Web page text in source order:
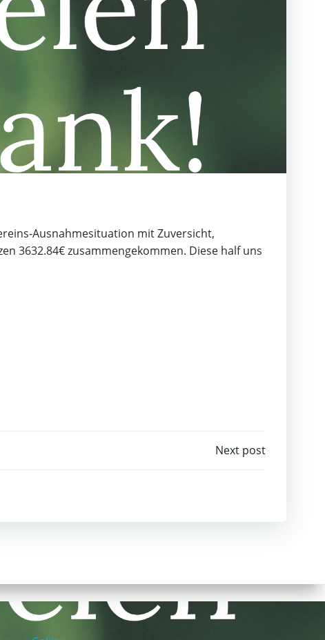
Ausnahmesituation mit Zuversicht,
3632.84€ zusammengekommen. Diese half uns
Next post